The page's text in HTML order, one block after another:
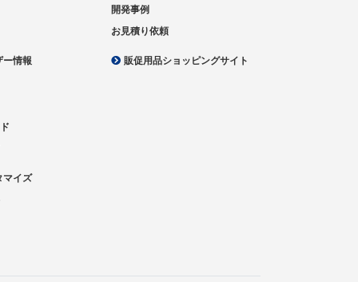
ー情報
マイズ
開発事例
お見積り依頼
販促用品ショッピングサイト